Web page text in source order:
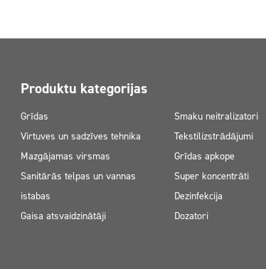
Produktu kategorijas
Grīdas
Virtuves un sadzīves tehnika
Mazgājamas virsmas
Sanitārās telpas un vannas
istabas
Gaisa atsvaidzinātāji
Smaku neitralizatori
Tekstilizstrādājumi
Grīdas apkope
Super koncentrāti
Dezinfekcija
Dozatori